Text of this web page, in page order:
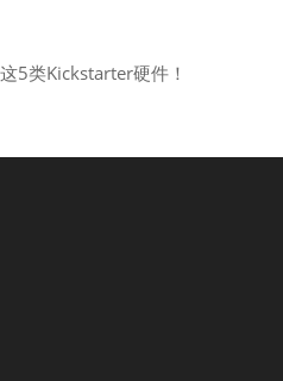
5类Kickstarter硬件！